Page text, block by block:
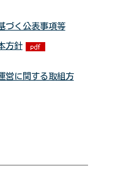
づく公表事項等
方針
営に関する取組方